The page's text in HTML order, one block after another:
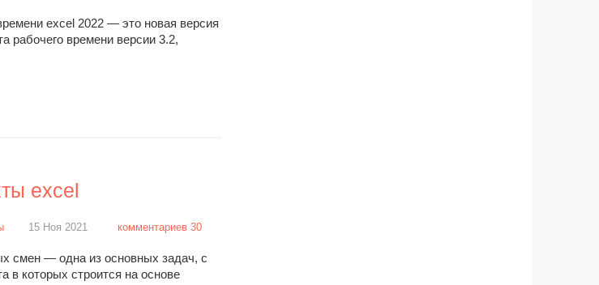
excel 2022 — это новая версия
рабочего времени версии 3.2,
excel
15 Ноя 2021 комментариев 30
смен — одна из основных задач, с
в которых строится на основе